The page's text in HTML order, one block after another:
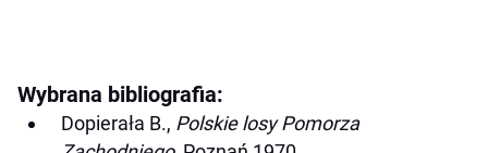
Wybrana bibliografia:
Dopierała B., Polskie losy Pomorza